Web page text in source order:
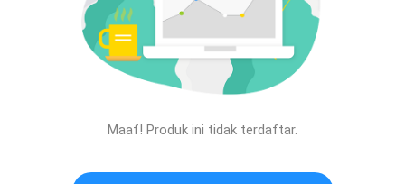
Maaf! Produk ini tidak terdaftar.